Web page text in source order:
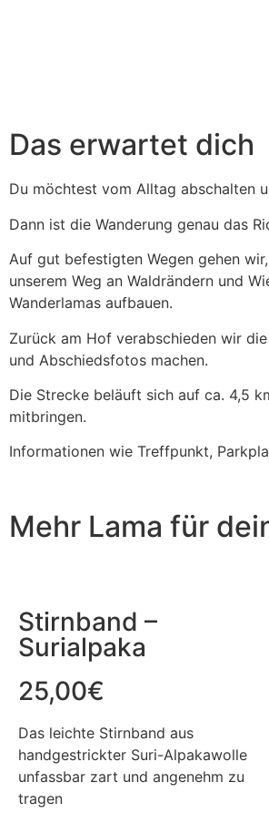
Das erwartet dich
Du möchtest vom Alltag abschalten
Dann ist die Wanderung genau das
Auf gut befestigten Wegen gehen
unserem Weg an Waldrändern und
Wanderlamas aufbauen.
Zurück am Hof verabschieden wir
und Abschiedsfotos machen.
Die Strecke beläuft sich auf ca. 4,5
mitbringen.
Informationen wie Treffpunkt,
Mehr Lama für
Stirnband –
Surialpaka
25,00€
Das leichte Stirnband aus
handgestrickter Suri-Alpakawolle
unfassbar zart und angenehm zu
tragen